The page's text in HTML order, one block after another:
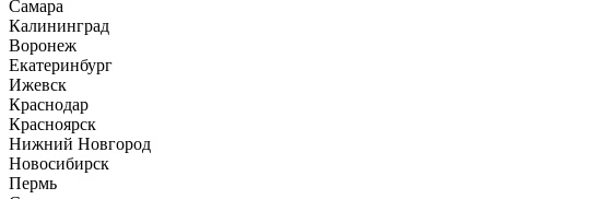
Самара
Калининград
Воронеж
Екатеринбург
Ижевск
Краснодар
Красноярск
Нижний Новгород
Новосибирск
Пермь